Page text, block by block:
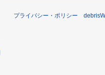
ョ
プライバシー・ポリシー